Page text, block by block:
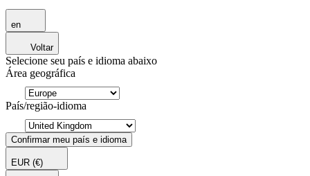
en
Voltar
Selecione seu país e idioma abaixo
Área geográfica
País/região-idioma
Confirmar meu país e idioma
EUR (€)